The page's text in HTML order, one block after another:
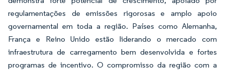
regulamentações de emissões rigorosas e amplo apoio
governamental em toda a região. Países como Alemanha,
França e Reino Unido estão liderando o mercado com
infraestrutura de carregamento bem desenvolvida e fortes
programas de incentivo. O compromisso da região com a